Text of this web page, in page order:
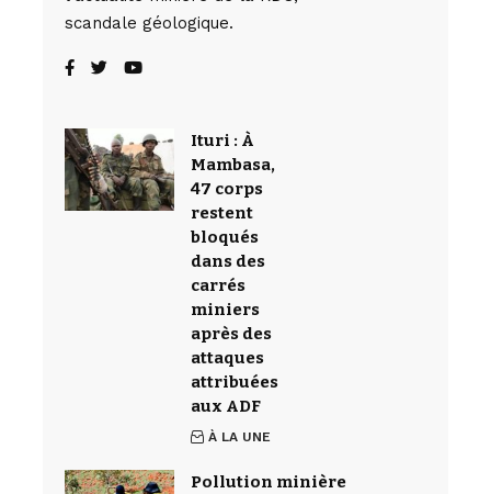
scandale géologique.
Ituri : À
Mambasa,
47 corps
restent
bloqués
dans des
carrés
miniers
après des
attaques
attribuées
aux ADF
À LA UNE
Pollution minière